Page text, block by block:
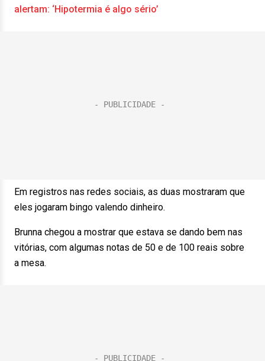
alertam: ‘Hipotermia é algo sério’
Em registros nas redes sociais, as duas mostraram que
eles jogaram bingo valendo dinheiro.
Brunna chegou a mostrar que estava se dando bem nas
vitórias, com algumas notas de 50 e de 100 reais sobre
a mesa.